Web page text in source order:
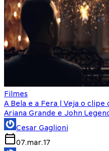
Filmes
A Bela e a Fera | Veja o
Ariana Grande e John
Cesar Gaglioni
07.mar.17